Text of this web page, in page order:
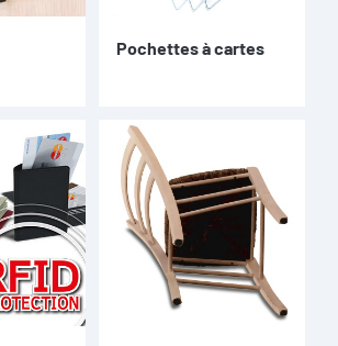
Pochettes à cartes